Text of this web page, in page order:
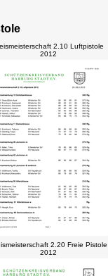
2.10 Luftpistole
2012
2.20 Freie Pistole
2012